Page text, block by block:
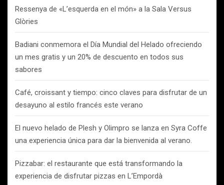
Ressenya de «L’esquerda en el món» a la Sala Versus
Glòries
Badiani conmemora el Día Mundial del Helado ofreciendo
un mes gratis y un 20% de descuento en todos sus
sabores
Café, croissant y tiempo: cinco claves para disfrutar de un
desayuno al estilo francés este verano
El nuevo helado de Plesh y Olimpro se lanza en Syra Coffe
una experiencia única para dar la bienvenida al verano.
Pizzabar: el restaurante que está transformando la
experiencia de disfrutar pizzas en L’Empordà